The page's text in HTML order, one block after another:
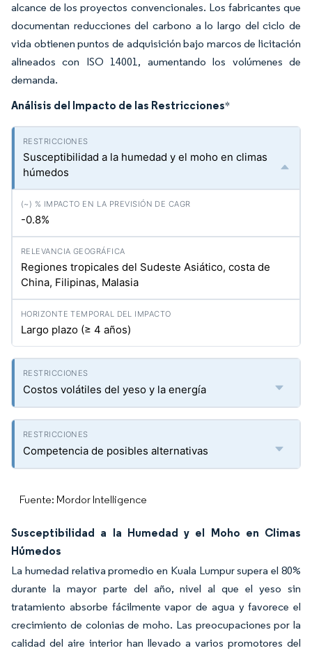
alcance de los proyectos convencionales. Los fabricantes que
documentan reducciones del carbono a lo largo del ciclo de
vida obtienen puntos de adquisición bajo marcos de licitación
alineados con ISO 14001, aumentando los volúmenes de
demanda.
Análisis del Impacto de las Restricciones*
Susceptibilidad a la humedad y el moho en climas
húmedos
-0.8%
Regiones tropicales del Sudeste Asiático, costa de
China, Filipinas, Malasia
Largo plazo (≥ 4 años)
Costos volátiles del yeso y la energía
Competencia de posibles alternativas
Fuente: Mordor Intelligence
Susceptibilidad a la Humedad y el Moho en Climas
Húmedos
La humedad relativa promedio en Kuala Lumpur supera el 80%
durante la mayor parte del año, nivel al que el yeso sin
tratamiento absorbe fácilmente vapor de agua y favorece el
crecimiento de colonias de moho. Las preocupaciones por la
calidad del aire interior han llevado a varios promotores del